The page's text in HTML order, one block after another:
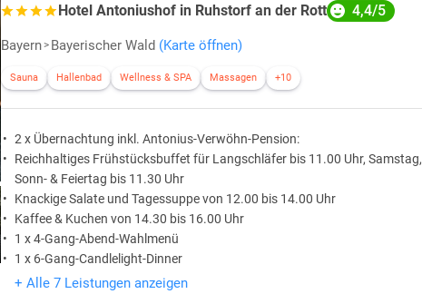
Hotel Antoniushof in Ruhstorf an der Rott 4,4/5
Bayern Bayerischer Wald (Karte öffnen)
Sauna Hallenbad Wellness & SPA Massagen +10
2 x Übernachtung inkl. Antonius-Verwöhn-Pension:
Reichhaltiges Frühstücksbuffet für Langschläfer bis 11.00 Uhr, Samstag,
Sonn- & Feiertag bis 11.30 Uhr
Knackige Salate und Tagessuppe von 12.00 bis 14.00 Uhr
Kaffee & Kuchen von 14.30 bis 16.00 Uhr
1 x 4-Gang-Abend-Wahlmenü
1 x 6-Gang-Candlelight-Dinner
+ Alle 7 Leistungen anzeigen